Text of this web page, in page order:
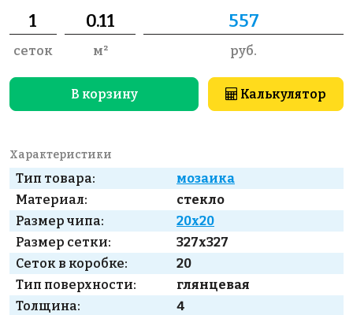
сеток м² руб.
В корзину Калькулятор
Характеристики
Тип товара:
мозаика
Материал:
стекло
Размер чипа:
20x20
Размер сетки:
327x327
Сеток в коробке:
20
Тип поверхности:
глянцевая
Толщина:
4